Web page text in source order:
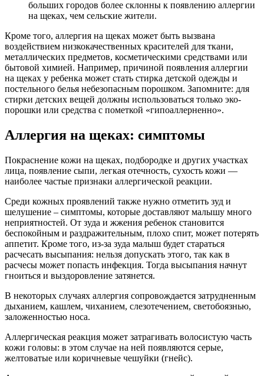
больших городов более склонны к появлению аллергии
на щеках, чем сельские жители.
Кроме того, аллергия на щеках может быть вызвана
воздействием низкокачественных красителей для ткани,
металлических предметов, косметическими средствами или
бытовой химией. Например, причиной появления аллергии
на щеках у ребенка может стать стирка детской одежды и
постельного белья небезопасным порошком. Запомните: для
стирки детских вещей должны использоваться только эко-
порошки или средства с пометкой «гипоаллерненно».
Аллергия на щеках: симптомы
Покраснение кожи на щеках, подбородке и других участках
лица, появление сыпи, легкая отечность, сухость кожи —
наиболее частые признаки аллергической реакции.
Среди кожных проявлений также нужно отметить зуд и
шелушение – симптомы, которые доставляют малышу много
неприятностей. От зуда и жжения ребенок становится
беспокойным и раздражительным, плохо спит, может потерять
аппетит. Кроме того, из-за зуда малыш будет стараться
расчесать высыпания: нельзя допускать этого, так как в
расчесы может попасть инфекция. Тогда высыпания начнут
гноиться и выздоровление затянется.
В некоторых случаях аллергия сопровождается затрудненным
дыханием, кашлем, чиханием, слезотечением, светобоязнью,
заложенностью носа.
Аллергическая реакция может затрагивать волосистую часть
кожи головы: в этом случае на ней появляются серые,
желтоватые или коричневые чешуйки (гнейс).